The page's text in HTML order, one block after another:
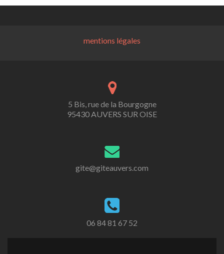
mentions légales
5 Bis, rue de la Bourgogne
95430 AUVERS SUR OISE
gite@giteauvers.com
06 84 81 67 52